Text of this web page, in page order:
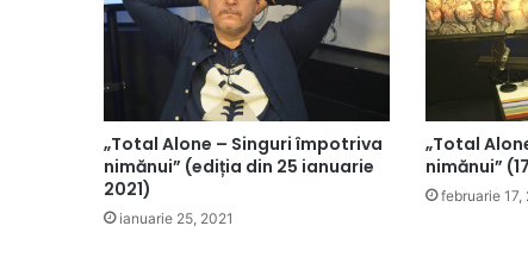
„Total Alone – Singuri împotriva
nimănui” (ediția din 25 ianuarie
2021)
ianuarie 25, 2021
„Total
nimănui”
februarie 17,